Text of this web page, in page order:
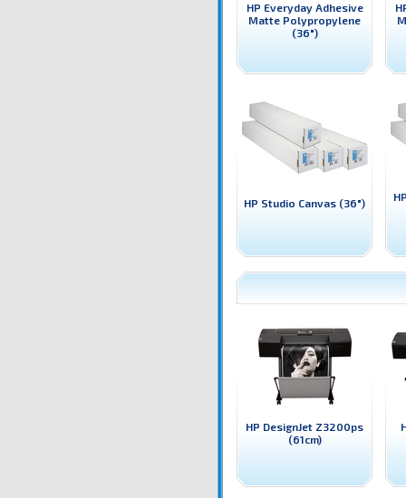
HP Everyday Adhesive
Matte Polypropylene
(36")
HP Studio Canvas (36")
HP DesignJet Z3200ps
(61cm)